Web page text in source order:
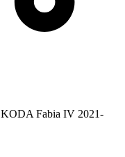
Fabia IV 2021-